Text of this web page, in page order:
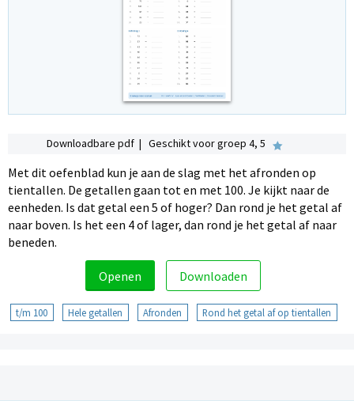
Downloadbare pdf | Geschikt voor groep 4, 5
Met dit oefenblad kun je aan de slag met het afronden op
tientallen. De getallen gaan tot en met 100. Je kijkt naar de
eenheden. Is dat getal een 5 of hoger? Dan rond je het getal af
naar boven. Is het een 4 of lager, dan rond je het getal af naar
beneden.
Openen Downloaden
t/m 100 Hele getallen Afronden Rond het getal af op tientallen